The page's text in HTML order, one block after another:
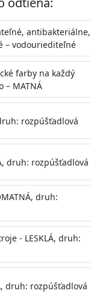
baktérií na
detské
Je plne
pár z
rozliv. Je
podľa RAL,
do 10%
alebo
ďalšiu
predlžuje.
5°C a nad
antibakteriálne,
– vodouriediteľné
farby na každý
– MATNÁ
rozpúšťadlová
druh: rozpúšťadlová
druh:
- LESKLÁ, druh:
druh: rozpúšťadlová